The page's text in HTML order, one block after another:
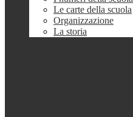
Le carte della scuola
Organizzazione
La storia